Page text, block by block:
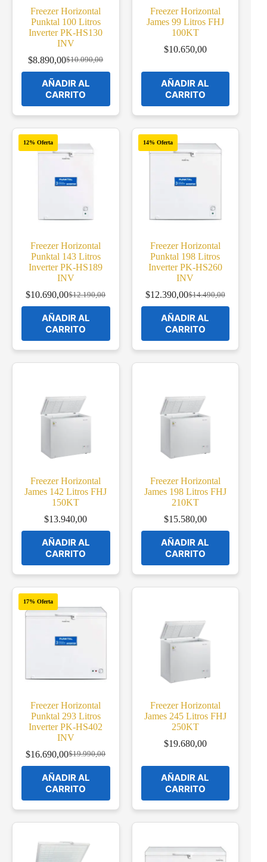
Freezer Horizontal
Punktal 100 Litros
Inverter PK-HS130
INV
$10.090,00
Original
price
was:
$10.090,00.
$8.890,00Current
price
is:
$8.890,00.
AÑADIR AL
CARRITO
Freezer Horizontal
James 99 Litros FHJ
100KT
$10.650,00
AÑADIR AL
CARRITO
12% Oferta
Freezer Horizontal
Punktal 143 Litros
Inverter PK-HS189
INV
$12.190,00
Original
was:
$12.190,00.
$10.690,00Current
is:
$10.690,00.
AÑADIR AL
CARRITO
14% Oferta
Freezer Horizontal
Punktal 198 Litros
Inverter PK-HS260
INV
$14.490,00
Original
was:
$14.490,00.
$12.390,00Current
is:
$12.390,00.
AÑADIR AL
CARRITO
Freezer Horizontal
James 142 Litros FHJ
150KT
$13.940,00
AÑADIR AL
CARRITO
Freezer Horizontal
James 198 Litros FHJ
210KT
$15.580,00
AÑADIR AL
CARRITO
17% Oferta
Freezer Horizontal
Punktal 293 Litros
Inverter PK-HS402
INV
$19.990,00
Original
price
was:
$19.990,00.
$16.690,00Current
price
is:
$16.690,00.
AÑADIR AL
CARRITO
Freezer Horizontal
James 245 Litros FHJ
250KT
$19.680,00
AÑADIR AL
CARRITO